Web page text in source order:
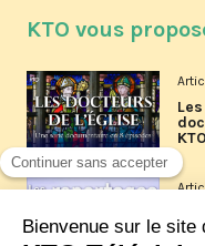
KTO vous
KTO